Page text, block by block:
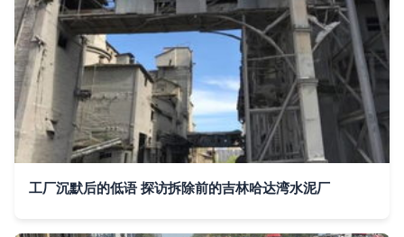
工厂沉默后的低语 探访拆除前的吉林哈达湾水泥厂